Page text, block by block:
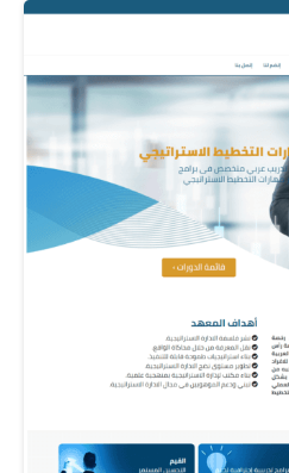
party features or
provided on or through
advertising, interactive
analytics). The parties
party cookies can
both when it visits the
and also when it visits
websites.
Why do we use cookies?
We use first and third
several reasons. Some
for technical reasons in
Websites to operate,
target the interests of